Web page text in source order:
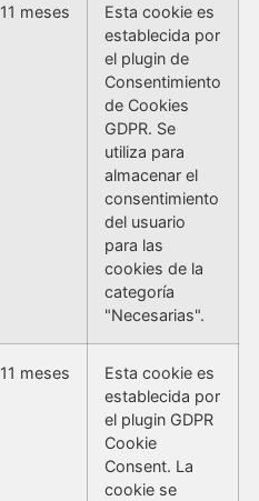
11 meses
Esta cookie es
establecida por
el plugin de
Consentimiento
de Cookies
GDPR. Se
utiliza para
almacenar el
consentimiento
del usuario
para las
cookies de la
categoría
"Necesarias".
11 meses
Esta cookie es
establecida por
el plugin GDPR
Cookie
Consent. La
cookie se